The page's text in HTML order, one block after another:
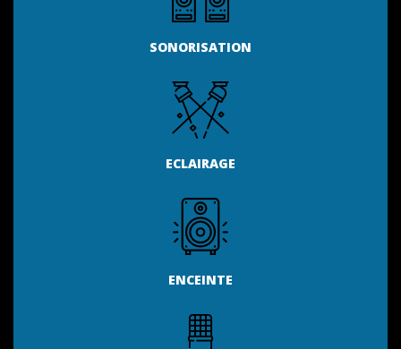
SONORISATION
ECLAIRAGE
ENCEINTE